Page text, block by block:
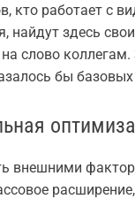
кто работает с
найдут здесь
слово
бы
внешними